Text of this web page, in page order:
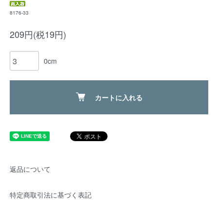
8176-33
209円(税19円)
0cm
カートに入れる
返品について
特定商取引法に基づく表記